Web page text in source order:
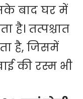
बाद घर में
है। तत्पश्चात
है, जिसमें
की रस्म भी